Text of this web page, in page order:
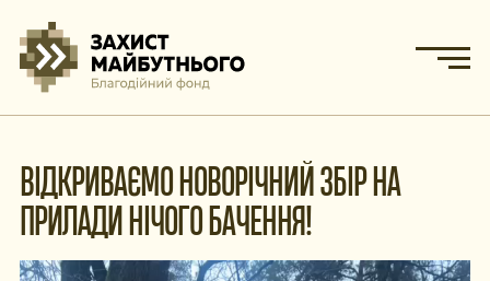
ВІДКРИВАЄМО НОВОРІЧНИЙ ЗБІР НА
ПРИЛАДИ НІЧОГО БАЧЕННЯ!